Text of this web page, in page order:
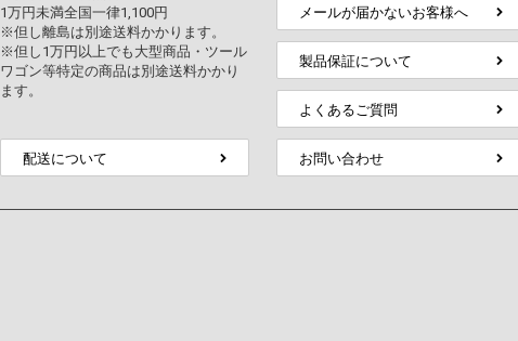
1万円未満全国一律1,100円
※但し離島は別途送料かかります。
※但し1万円以上でも大型商品・ツール
ワゴン等特定の商品は別途送料かかり
ます。
配送について
メールが届かないお客様へ
製品保証について
よくあるご質問
お問い合わせ